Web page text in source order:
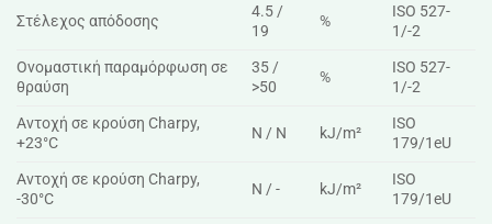
Στέλεχος απόδοσης
4.5 /
19
%
ISO 527-
1/-2
Ονομαστική παραμόρφωση σε
θραύση
35 /
>50
%
ISO 527-
1/-2
Αντοχή σε κρούση Charpy,
+23°C
N / N kJ/m²
ISO
179/1eU
Αντοχή σε κρούση Charpy,
-30°C
N / - kJ/m²
ISO
179/1eU